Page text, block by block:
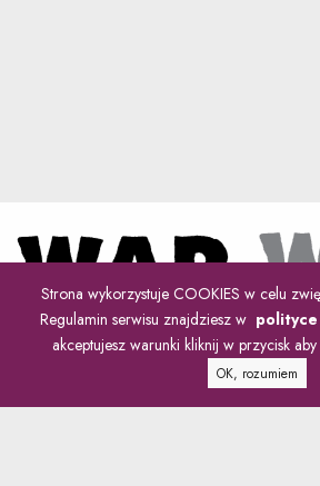
Strona wykorzystuje COOKIES w celu
Regulamin serwisu znajdziesz w
akceptujesz warunki kliknij w przycisk
OK, rozumiem